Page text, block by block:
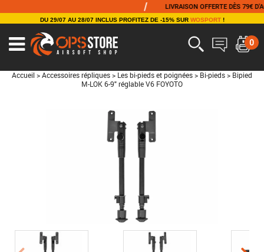
LIVRAISON OFFERTE DÈS 79€
DU 29/07 AU 28/07 INCLUS PROFITEZ DE -15% SUR WOSPORT!
0
Accueil > Accessoires répliques > Les bi-pieds et poignées > Bi-pieds > Bipied
M-LOK 6-9" réglable V6 FOYOTO